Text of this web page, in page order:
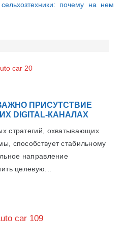
почему на нем
ПРИСУТСТВИЕ
DIGITAL-КАНАЛАХ
стратегий, охватывающих
способствует стабильному
направление
целевую...